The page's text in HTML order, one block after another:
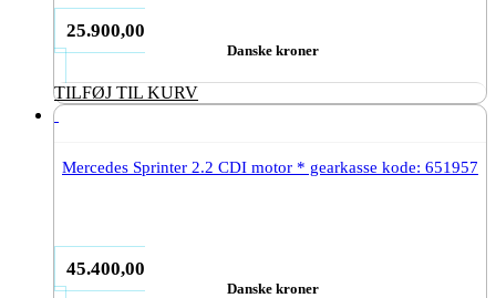
25.900,00
Danske kroner
TILFØJ TIL KURV
Mercedes Sprinter 2.2 CDI motor * gearkasse kode: 651957
45.400,00
Danske kroner